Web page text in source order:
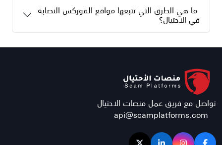
ما هي الطرق التي تتبعها مواقع الفوركس النصابة
في الاحتيال؟
تواصل مع فريق عمل منصات الاحتيال
api@scamplatforms.com